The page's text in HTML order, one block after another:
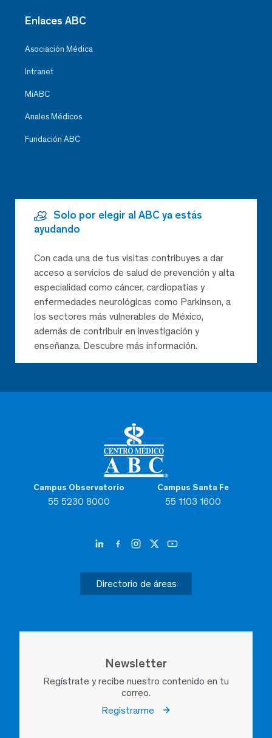
Campus Observatorio
55 5230 8000
Campus Santa Fe
55 1103 1600
Directorio de áreas
Newsletter
Regístrate y recibe nuestro contenido en tu
correo.
Registrarme
Enlaces ABC
Asociación Médica
Intranet
MiABC
Anales Médicos
Fundación ABC
Solo por elegir al ABC ya estás
ayudando
Con cada una de tus visitas contribuyes a dar
acceso a servicios de salud de prevención y alta
especialidad como cáncer, cardiopatías y
enfermedades neurológicas como Parkinson, a
los sectores más vulnerables de México,
además de contribuir en investigación y
enseñanza. Descubre más información.